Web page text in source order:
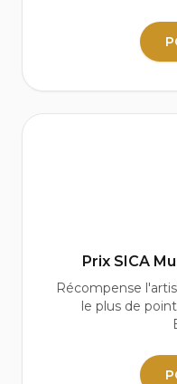
Prix SICA
Récompense
le plus de